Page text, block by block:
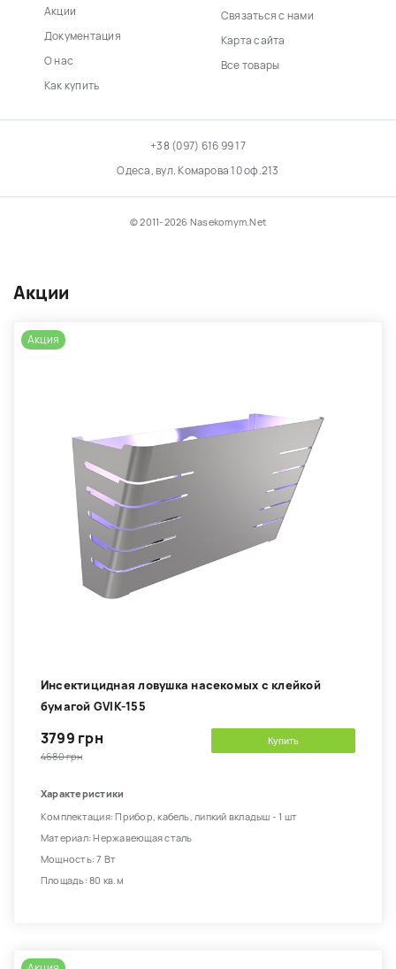
Акции
Акция
Инсектицидная ловушка насекомых с клейкой
бумагой GVIK-155
3799 грн
4680 грн
Купить
Характеристики
Комплектация: Прибор, кабель, липкий вкладыш - 1 шт
Материал: Нержавеющая сталь
Мощность: 7 Вт
Площадь: 80 кв.м
Акции
Документация
О нас
Как купить
Связаться с нами
Карта сайта
Все товары
+38 (097) 616 99 17
Одеса, вул. Комарова 10 оф.213
© 2011-2026 Nasekomym.Net